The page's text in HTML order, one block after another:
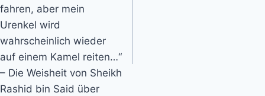
fahren, aber mein
Urenkel wird
wahrscheinlich wieder
auf einem Kamel reiten…“
– Die Weisheit von Sheikh
Rashid bin Said über